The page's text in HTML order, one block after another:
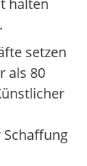
halten
setzen
als 80